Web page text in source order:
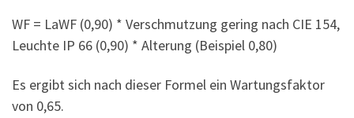
WF = LaWF (0,90) * Verschmutzung gering nach CIE 154,
Leuchte IP 66 (0,90) * Alterung (Beispiel 0,80)
Es ergibt sich nach dieser Formel ein Wartungsfaktor
von 0,65.